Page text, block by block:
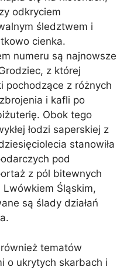
odkryciem
śledztwem i
cienka.
numeru są najnowsze
z której
pochodzące z różnych
i kafli po
Obok tego
łodzi saperskiej z
stanowiła
pod
z pól bitewnych
Lwówkiem Śląskim,
są ślady działań
tematów
o ukrytych skarbach i